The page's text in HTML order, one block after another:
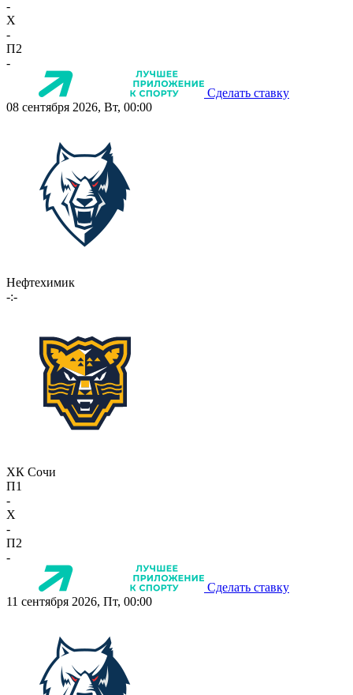
-
X
-
П2
-
Сделать ставку
08 сентября 2026, Вт, 00:00
Нефтехимик
-:-
ХК Сочи
П1
-
X
-
П2
-
Сделать ставку
11 сентября 2026, Пт, 00:00